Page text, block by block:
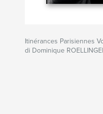
Itinérances Parisiennes
di Dominique